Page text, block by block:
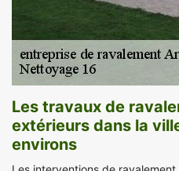
Les travaux de
extérieurs dans la
environs